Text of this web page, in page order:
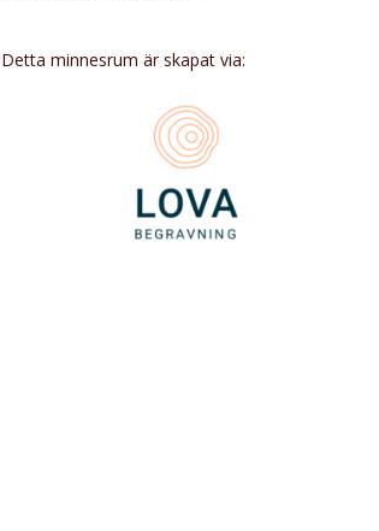
Detta minnesrum är skapat via: